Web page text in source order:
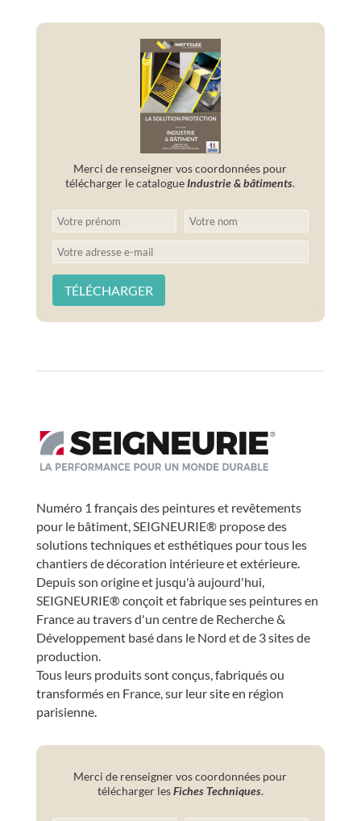
Merci de renseigner vos coordonnées pour
télécharger le catalogue Industrie & bâtiments.
Numéro 1 français des peintures et revêtements
pour le bâtiment, SEIGNEURIE® propose des
solutions techniques et esthétiques pour tous les
chantiers de décoration intérieure et extérieure.
Depuis son origine et jusqu'à aujourd'hui,
SEIGNEURIE® conçoit et fabrique ses peintures en
France au travers d'un centre de Recherche &
Développement basé dans le Nord et de 3 sites de
production.
Tous leurs produits sont conçus, fabriqués ou
transformés en France, sur leur site en région
parisienne.
Merci de renseigner vos coordonnées pour
télécharger lesFiches Techniques.